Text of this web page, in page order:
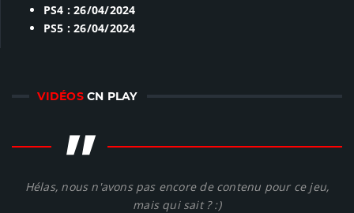
PS4 : 26/04/2024
PS5 : 26/04/2024
VIDÉOSCN PLAY
"
Hélas, nous n'avons pas encore de contenu pour ce jeu,
mais qui sait ? :)